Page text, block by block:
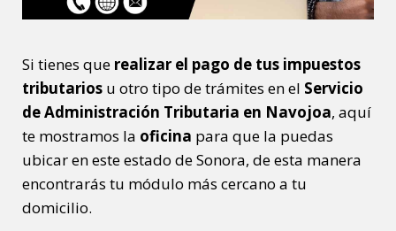
Si tienes que realizar el pago de tus impuestos
tributarios u otro tipo de trámites en el Servicio
de Administración Tributaria en Navojoa, aquí
te mostramos la oficina para que la puedas
ubicar en este estado de Sonora, de esta manera
encontrarás tu módulo más cercano a tu
domicilio.